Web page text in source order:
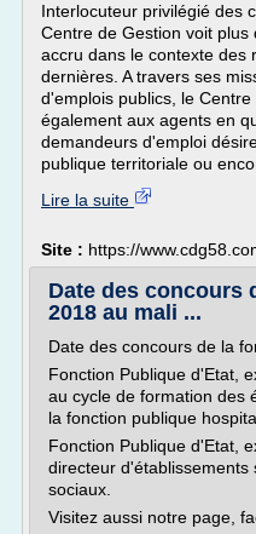
Interlocuteur privilégié des
Centre de Gestion voit
accru dans le contexte des
dernières. A travers ses
d'emplois publics, le
également aux agents en
demandeurs d'emploi
publique territoriale ou
Lire la suite
Site : https://
Date des concours
2018 au mali ...
Date des concours de la
Fonction Publique d'Etat,
au cycle de formation des
la fonction publique
Fonction Publique d'Etat,
directeur d'établissements
sociaux.
Visitez aussi notre page,